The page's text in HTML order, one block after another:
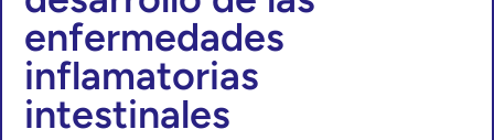
enfermedades
inflamatorias
intestinales